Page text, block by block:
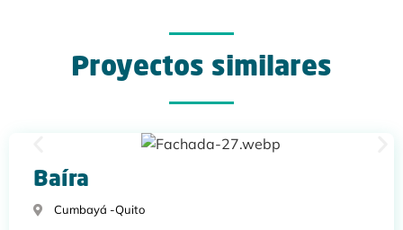
Proyectos similares
Baíra
Cumbayá -Quito